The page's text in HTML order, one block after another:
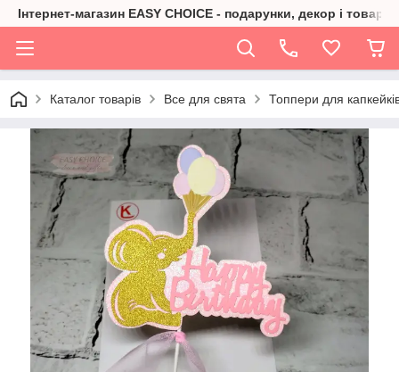
Інтернет-магазин EASY CHOICE - подарунки, декор і товари
Каталог товарів Все для свята Топпери для